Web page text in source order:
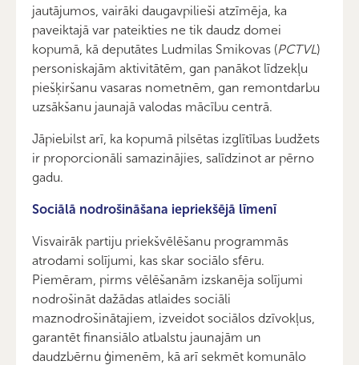
jautājumos, vairāki daugavpilieši atzīmēja, ka
paveiktajā var pateikties ne tik daudz domei
kopumā, kā deputātes Ludmilas Smikovas (PCTVL)
personiskajām aktivitātēm, gan panākot līdzekļu
piešķiršanu vasaras nometnēm, gan remontdarbu
uzsākšanu jaunajā valodas mācību centrā.
Jāpiebilst arī, ka kopumā pilsētas izglītības budžets
ir proporcionāli samazinājies, salīdzinot ar pērno
gadu.
Sociālā nodrošināšana iepriekšējā līmenī
Visvairāk partiju priekšvēlēšanu programmās
atrodami solījumi, kas skar sociālo sfēru.
Piemēram, pirms vēlēšanām izskanēja solījumi
nodrošināt dažādas atlaides sociāli
maznodrošinātajiem, izveidot sociālos dzīvokļus,
garantēt finansiālo atbalstu jaunajām un
daudzbērnu ģimenēm, kā arī sekmēt komunālo